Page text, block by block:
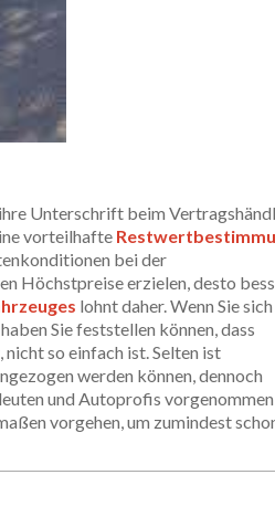
Unterschrift beim
vorteilhafte
bei der
Höchstpreise erzielen, desto
lohnt daher. Wenn Sie sich
Sie feststellen können, dass
so einfach ist. Selten ist
werden können, dennoch
und Autoprofis vorgenommen
vorgehen, um zumindest